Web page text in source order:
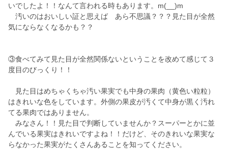
いでしたよ！！なんて言われる時もあります。m(__)m
汚いのはおいしい証と思えば あら不思議？？？見た目が全然
気にならなくなるかも？？
③食べてみて見た目が全然関係ないということを改めて感じて３
度目のびっくり！！
見た目はめちゃくちゃ汚い果実でも中身の果肉（黄色い粒粒）
はきれいな色をしています。外側の果皮が汚くて中身が黒く汚れ
てる果肉ではありません。
みなさん！！見た目で判断していませんか？スーパーとかに並
んでいる果実はきれいですよね！！だけど、そのきれいな果実な
らなかった果実がたくさんあることを知ってください。